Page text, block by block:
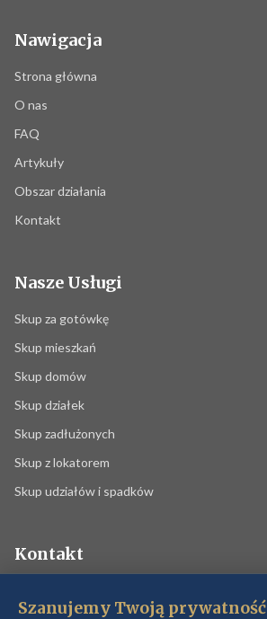
Nawigacja
Strona główna
O nas
FAQ
Artykuły
Obszar działania
Kontakt
Nasze Usługi
Skup za gotówkę
Skup mieszkań
Skup domów
Skup działek
Skup zadłużonych
Skup z lokatorem
Skup udziałów i spadków
Kontakt
Szanujemy Twoją prywatność